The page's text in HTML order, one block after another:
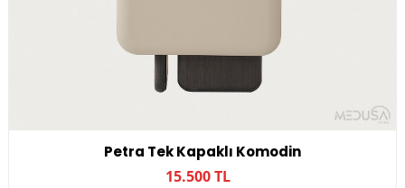
Petra Tek Kapaklı Komodin
15.500 TL